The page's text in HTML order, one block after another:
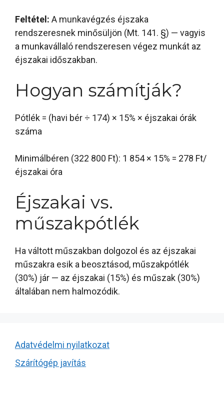
Feltétel: A munkavégzés éjszaka
rendszeresnek minősüljön (Mt. 141. §) — vagyis
a munkavállaló rendszeresen végez munkát az
éjszakai időszakban.
Hogyan számítják?
Pótlék = (havi bér ÷ 174) × 15% × éjszakai órák
száma
Minimálbéren (322 800 Ft): 1 854 × 15% = 278 Ft/
éjszakai óra
Éjszakai vs.
műszakpótlék
Ha váltott műszakban dolgozol és az éjszakai
műszakra esik a beosztásod, műszakpótlék
(30%) jár — az éjszakai (15%) és műszak (30%)
általában nem halmozódik.
Adatvédelmi nyilatkozat
Szárítógép javítás